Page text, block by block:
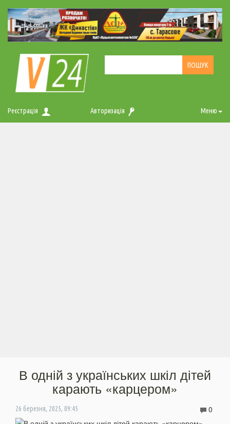
Реєстрація Авторизація Меню
В одній з українських шкіл дітей
карають «карцером»
26 березня, 2025, 09:45 0